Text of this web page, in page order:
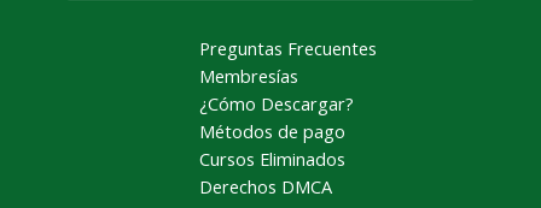
Preguntas Frecuentes
Membresías
¿Cómo Descargar?
Métodos de pago
Cursos Eliminados
Derechos DMCA